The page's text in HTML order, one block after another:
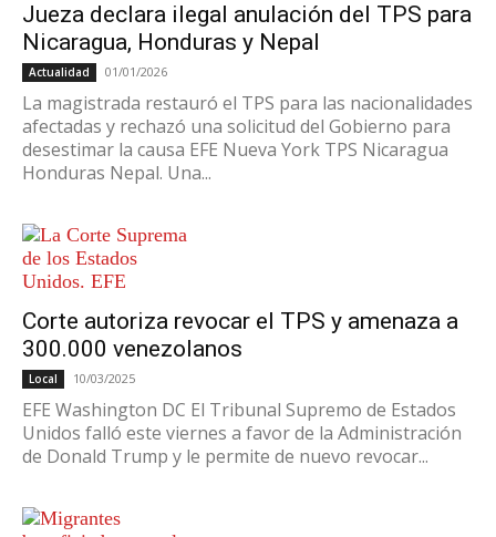
Jueza declara ilegal anulación del TPS para
Nicaragua, Honduras y Nepal
Actualidad 01/01/2026
La magistrada restauró el TPS para las nacionalidades
afectadas y rechazó una solicitud del Gobierno para
desestimar la causa EFE Nueva York TPS Nicaragua
Honduras Nepal. Una...
Corte autoriza revocar el TPS y amenaza a
300.000 venezolanos
Local 10/03/2025
EFE Washington DC El Tribunal Supremo de Estados
Unidos falló este viernes a favor de la Administración
de Donald Trump y le permite de nuevo revocar...